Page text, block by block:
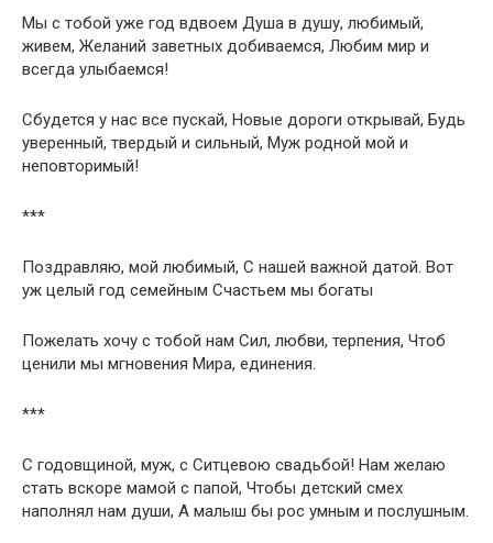
Мы с тобой уже год вдвоем Душа в душу, любимый,
живем, Желаний заветных добиваемся, Любим мир и
всегда улыбаемся!
Сбудется у нас все пускай, Новые дороги открывай, Будь
уверенный, твердый и сильный, Муж родной мой и
неповторимый!
***
Поздравляю, мой любимый, С нашей важной датой. Вот
уж целый год семейным Счастьем мы богаты
Пожелать хочу с тобой нам Сил, любви, терпения, Чтоб
ценили мы мгновения Мира, единения.
***
С годовщиной, муж, с Ситцевою свадьбой! Нам желаю
стать вскоре мамой с папой, Чтобы детский смех
наполнял нам души, А малыш бы рос умным и послушным.